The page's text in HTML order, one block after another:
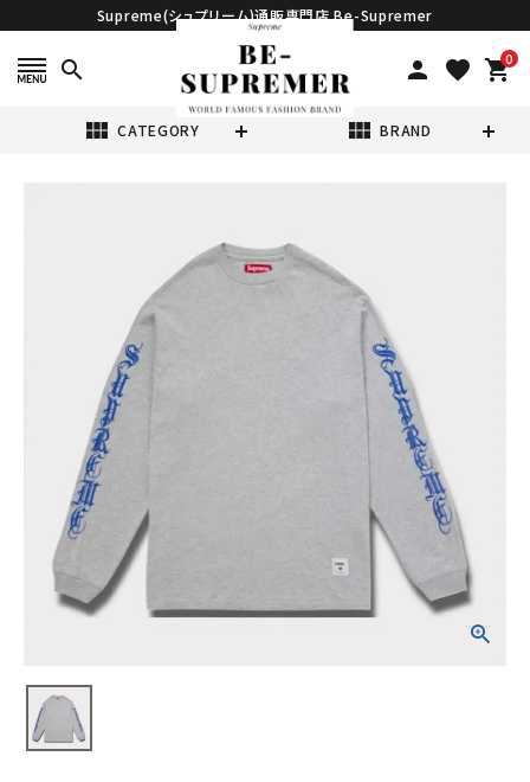
Supreme(シュプリーム)通販専門店 Be-Supremer
search person favorite 0
shopping_cart
view_module CATEGORY view_module BRAND
Supreme シュプ
リーム 2024AW
Old English
L/S Top オール
ドイングリッシュ
ロングスリーブト
ップ Tシャツ ヘザ
ーグレー 灰
¥39,980 (税込)
NEW ITEMS
Tシャツ・ロングスリーブ
パーカー・トレーナー